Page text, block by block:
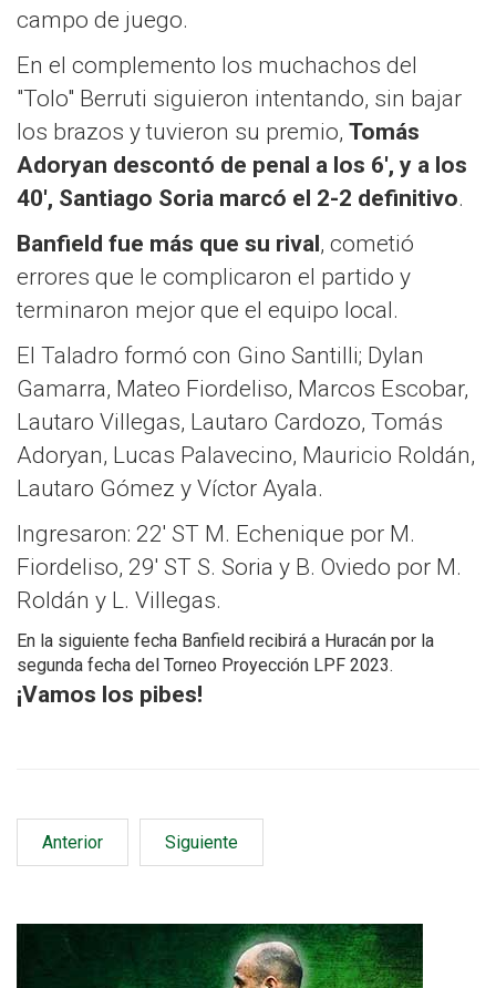
campo de juego.
En el complemento los muchachos del
"Tolo" Berruti siguieron intentando, sin bajar
los brazos y tuvieron su premio, Tomás
Adoryan descontó de penal a los 6', y a los
40', Santiago Soria marcó el 2-2 definitivo.
Banfield fue más que su rival, cometió
errores que le complicaron el partido y
terminaron mejor que el equipo local.
El Taladro formó con Gino Santilli; Dylan
Gamarra, Mateo Fiordeliso, Marcos Escobar,
Lautaro Villegas, Lautaro Cardozo, Tomás
Adoryan, Lucas Palavecino, Mauricio Roldán,
Lautaro Gómez y Víctor Ayala.
Ingresaron: 22′ ST M. Echenique por M.
Fiordeliso, 29′ ST S. Soria y B. Oviedo por M.
Roldán y L. Villegas.
En la siguiente fecha Banfield recibirá a Huracán por la
segunda fecha del Torneo Proyección LPF 2023.
¡Vamos los pibes!
Anterior Siguiente